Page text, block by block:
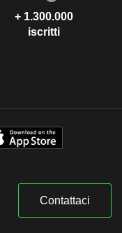
+ 1.300.000
iscritti
Contattaci